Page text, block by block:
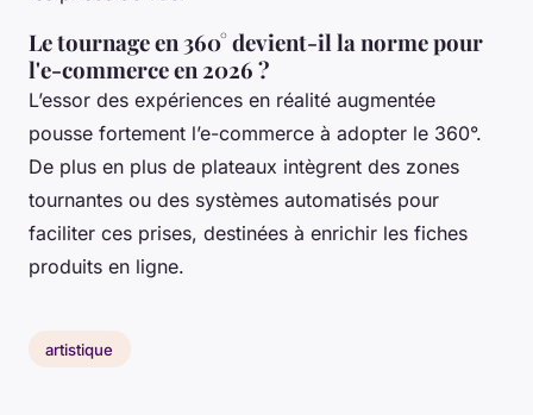
Le tournage en 360° devient-il la norme pour
l'e-commerce en 2026 ?
L’essor des expériences en réalité augmentée
pousse fortement l’e-commerce à adopter le 360°.
De plus en plus de plateaux intègrent des zones
tournantes ou des systèmes automatisés pour
faciliter ces prises, destinées à enrichir les fiches
produits en ligne.
artistique